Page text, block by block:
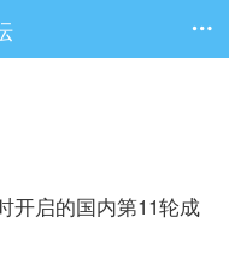

开启的国内第11轮成